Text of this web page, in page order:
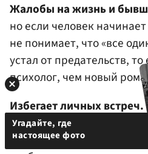
Жалобы на жизнь и
но если человек начинает
не понимает, что «все
устал от предательств,
психолог, чем новый
Избегает личных встреч.
неделю, месяц, два — но
заводите тему офлайна,
Угадайте, где
настоящее фото